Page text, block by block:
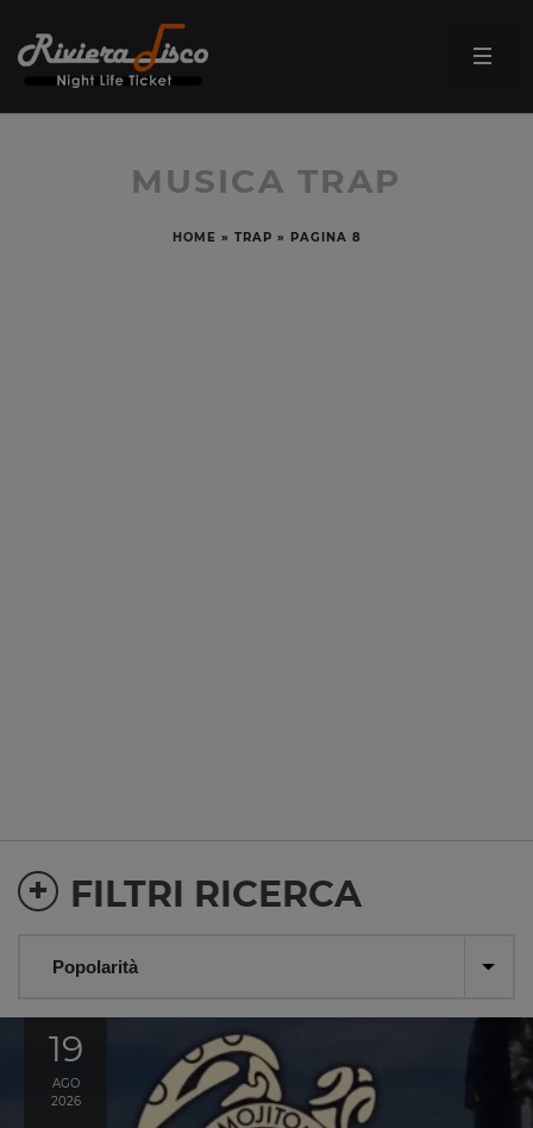
MUSICA TRAP
HOME » TRAP » PAGINA 8
FILTRI RICERCA
+
19
AGO
2026